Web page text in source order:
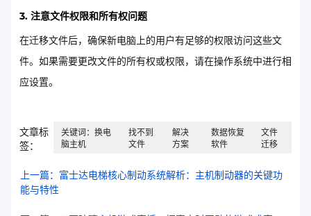
3. 注意文件权限和所有权问题
在迁移文件后，确保新电脑上的用户有足够的权限访问这些文
件。如果需要更改文件的所有权或权限，请在操作系统中进行相
应设置。
文章标
签：
关键词：换电
脑主机
找不到
文件
解决
方案
数据恢复
软件
文件
迁移
上一篇：富士达电梯核心制动系统解析：主机制动器的关键功
能与特性